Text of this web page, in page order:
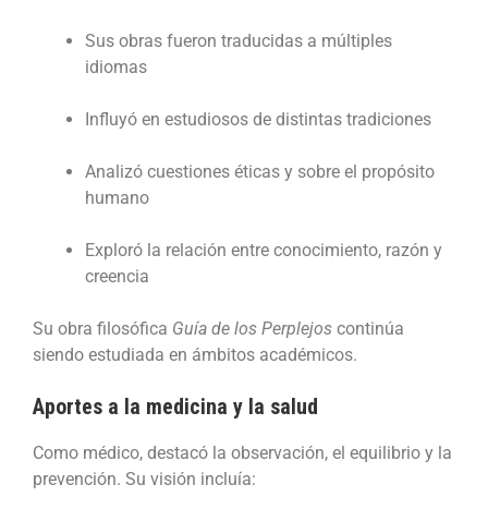
Sus obras fueron traducidas a múltiples
idiomas
Influyó en estudiosos de distintas tradiciones
Analizó cuestiones éticas y sobre el propósito
humano
Exploró la relación entre conocimiento, razón y
creencia
Su obra filosófica Guía de los Perplejos continúa
siendo estudiada en ámbitos académicos.
Aportes a la medicina y la salud
Como médico, destacó la observación, el equilibrio y la
prevención. Su visión incluía: